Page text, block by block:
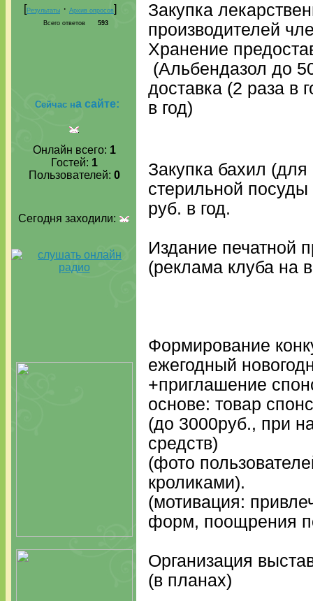
[Результаты · Архив опросов]
Всего ответов 593
Сейчас на сайте:
Онлайн всего: 1
Гостей: 1
Пользователей: 0
Сегодня заходили:
Закупка
производителей
Хранение
(Альбендазол до
доставка (2 раза в
в год)
Закупка бахил
стерильной
руб. в год.
Издание печатной
(реклама клуба на
Формирование
ежегодный
+приглашение
основе: товар
(до 3000руб., при
средств)
(фото
кроликами).
(мотивация:
форм, поощрения
Организация
(в планах)